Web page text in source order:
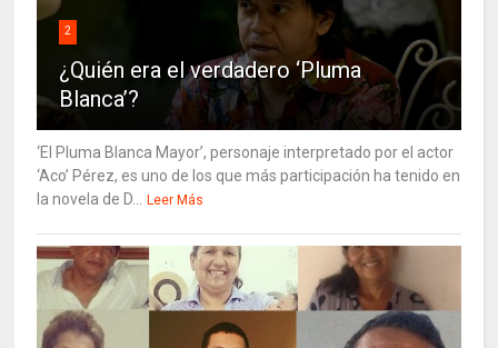
2
¿Quién era el verdadero ‘Pluma
Blanca’?
‘El Pluma Blanca Mayor’, personaje interpretado por el actor
‘Aco’ Pérez, es uno de los que más participación ha tenido en
la novela de D...
Leer Más